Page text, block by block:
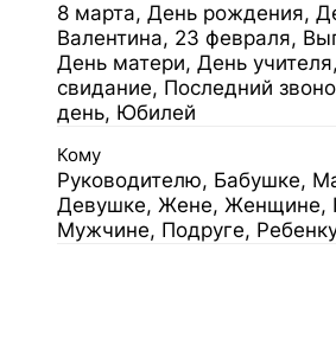
8 марта, День рождения,
Валентина, 23 февраля,
День матери, День
свидание, Последний
день, Юбилей
Кому
Руководителю, Бабушке,
Девушке, Жене, Женщине,
Мужчине, Подруге,